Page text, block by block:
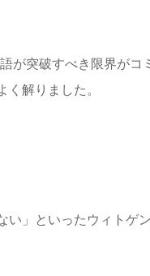
が突破すべき限界が
解りました。
」といったウィトゲ